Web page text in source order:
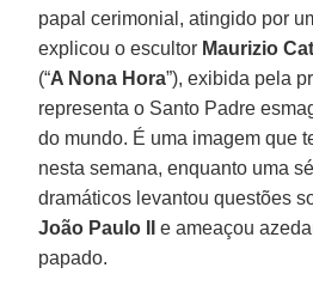
papal cerimonial, atingido por
explicou o escultor Maurizio
(“A Nona Hora”), exibida pela
representa o Santo Padre
do mundo. É uma imagem que
nesta semana, enquanto uma
dramáticos levantou questões
João Paulo II
e ameaçou
papado.